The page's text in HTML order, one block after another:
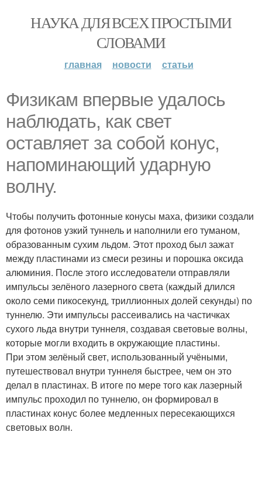
НАУКА ДЛЯ ВСЕХ ПРОСТЫМИ
СЛОВАМИ
главная новости статьи
Физикам впервые удалось
наблюдать, как свет
оставляет за собой конус,
напоминающий ударную
волну.
Чтобы получить фотонные конусы маха, физики создали
для фотонов узкий туннель и наполнили его туманом,
образованным сухим льдом. Этот проход был зажат
между пластинами из смеси резины и порошка оксида
алюминия. После этого исследователи отправляли
импульсы зелёного лазерного света (каждый длился
около семи пикосекунд, триллионных долей секунды) по
туннелю. Эти импульсы рассеивались на частичках
сухого льда внутри туннеля, создавая световые волны,
которые могли входить в окружающие пластины.
При этом зелёный свет, использованный учёными,
путешествовал внутри туннеля быстрее, чем он это
делал в пластинах. В итоге по мере того как лазерный
импульс проходил по туннелю, он формировал в
пластинах конус более медленных пересекающихся
световых волн.